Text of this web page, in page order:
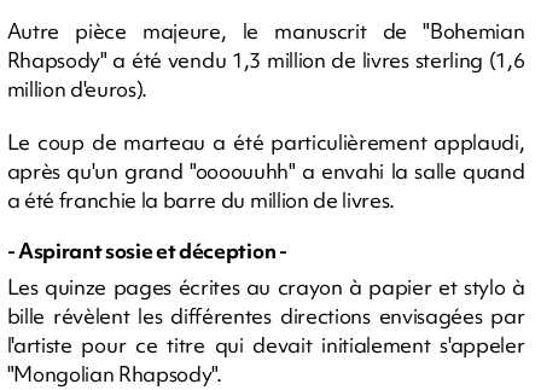
Autre pièce majeure, le manuscrit de "Bohemian
Rhapsody" a été vendu 1,3 million de livres sterling (1,6
million d'euros).
Le coup de marteau a été particulièrement applaudi,
après qu'un grand "oooouuhh" a envahi la salle quand
a été franchie la barre du million de livres.
- Aspirant sosie et déception -
Les quinze pages écrites au crayon à papier et stylo à
bille révèlent les différentes directions envisagées par
l'artiste pour ce titre qui devait initialement s'appeler
"Mongolian Rhapsody".